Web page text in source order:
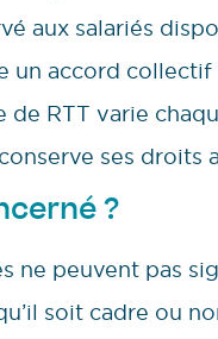
aux salariés
un accord
de RTT varie
ses droits
?
ne peuvent pas
soit cadre ou